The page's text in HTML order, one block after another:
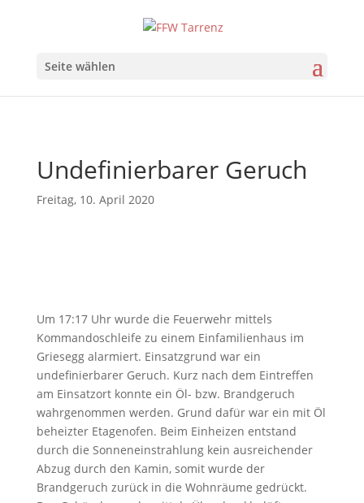
Seite wählen
Undefinierbarer Geruch
Freitag, 10. April 2020
Um 17:17 Uhr wurde die Feuerwehr mittels
Kommandoschleife zu einem Einfamilienhaus im
Griesegg alarmiert. Einsatzgrund war ein
undefinierbarer Geruch. Kurz nach dem Eintreffen
am Einsatzort konnte ein Öl- bzw. Brandgeruch
wahrgenommen werden. Grund dafür war ein mit Öl
beheizter Etagenofen. Beim Einheizen entstand
durch die Sonneneinstrahlung kein ausreichender
Abzug durch den Kamin, somit wurde der
Brandgeruch zurück in die Wohnräume gedrückt.